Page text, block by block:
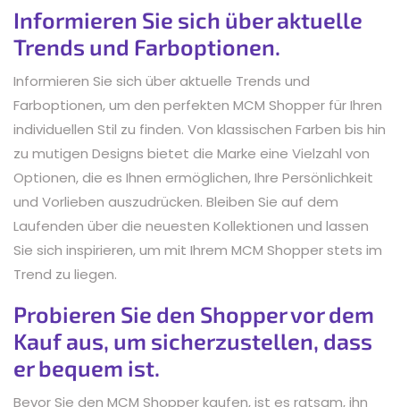
Informieren Sie sich über aktuelle
Trends und Farboptionen.
Informieren Sie sich über aktuelle Trends und
Farboptionen, um den perfekten MCM Shopper für Ihren
individuellen Stil zu finden. Von klassischen Farben bis hin
zu mutigen Designs bietet die Marke eine Vielzahl von
Optionen, die es Ihnen ermöglichen, Ihre Persönlichkeit
und Vorlieben auszudrücken. Bleiben Sie auf dem
Laufenden über die neuesten Kollektionen und lassen
Sie sich inspirieren, um mit Ihrem MCM Shopper stets im
Trend zu liegen.
Probieren Sie den Shopper vor dem
Kauf aus, um sicherzustellen, dass
er bequem ist.
Bevor Sie den MCM Shopper kaufen, ist es ratsam, ihn